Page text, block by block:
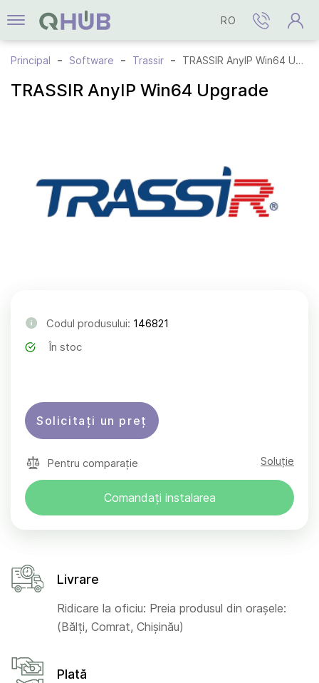
RO
Principal Software Trassir TRASSIR AnyIP Win64 Upgrade
TRASSIR AnyIP Win64 Upgrade
Codul produsului: 146821
În stoc
Solicitați un preț
Pentru comparație Soluție
Comandați instalarea
Livrare
Ridicare la oficiu: Preia produsul din orașele:
(Bălți, Comrat, Chișinău)
Plată